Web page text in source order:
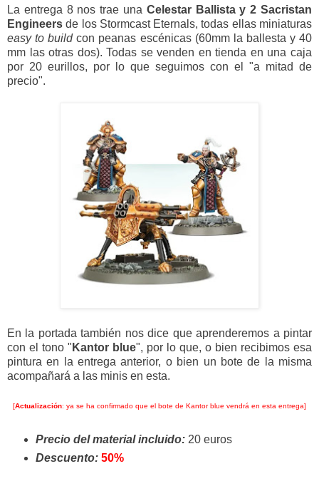
La entrega 8 nos trae una Celestar Ballista y 2 Sacristan
Engineers de los Stormcast Eternals, todas ellas miniaturas
easy to buildcon peanas escénicas (60mm la ballesta y 40
mm las otras dos). Todas se venden en tienda en una caja
por 20 eurillos, por lo que seguimos con el "a mitad de
precio".
En la portada también nos dice que aprenderemos a pintar
con el tono " Kantor blue", por lo que, o bien recibimos esa
pintura en la entrega anterior, o bien un bote de la misma
acompañará a las minis en esta.
[Actualización: ya se ha confirmado que el bote de Kantor blue vendrá en esta entrega]
Precio del material incluido:20 euros
Descuento: 50%